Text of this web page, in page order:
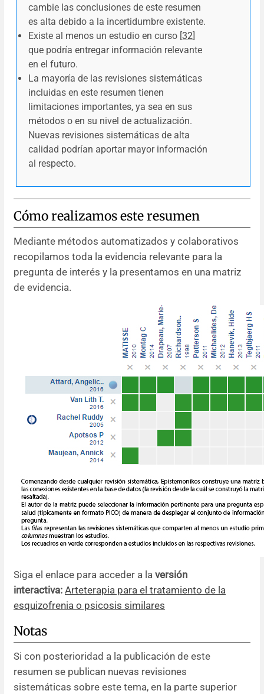
cambie las conclusiones de este resumen
es alta debido a la incertidumbre existente.
Existe al menos un estudio en curso [32]
que podría entregar información relevante
en el futuro.
La mayoría de las revisiones sistemáticas
incluidas en este resumen tienen
limitaciones importantes, ya sea en sus
métodos o en su nivel de actualización.
Nuevas revisiones sistemáticas de alta
calidad podrían aportar mayor información
al respecto.
Cómo realizamos este resumen
Mediante métodos automatizados y colaborativos
recopilamos toda la evidencia relevante para la
pregunta de interés y la presentamos en una matriz
de evidencia.
Siga el enlace para acceder a la versión
interactiva: Arteterapia para el tratamiento de la
esquizofrenia o psicosis similares
Notas
Si con posterioridad a la publicación de este
resumen se publican nuevas revisiones
sistemáticas sobre este tema, en la parte superior